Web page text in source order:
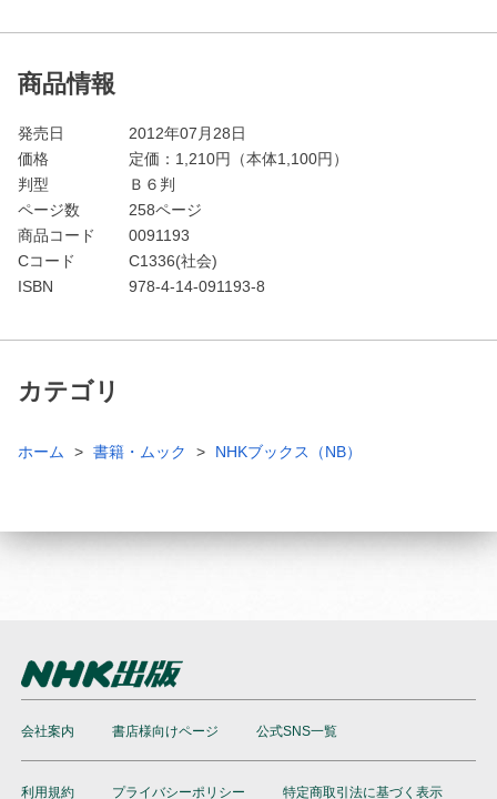
商品情報
発売日
2012年07月28日
価格
定価： 1,210円（本体1,100円）
判型
Ｂ６判
ページ数
258ページ
商品コード
0091193
Cコード
C1336(社会)
ISBN
978-4-14-091193-8
カテゴリ
ホーム 書籍・ムック NHKブックス（NB）
会社案内 書店様向けページ 公式SNS一覧
利用規約 プライバシーポリシー 特定商取引法に基づく表示